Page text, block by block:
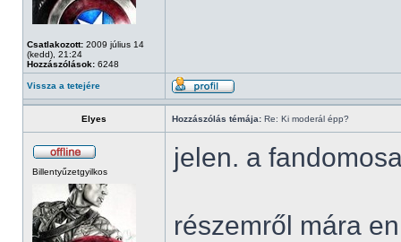
Csatlakozott: 2009 július 14
(kedd), 21:24
Hozzászólások: 6248
Vissza a tetejére
Elyes Hozzászólás témája: Re: Ki moderál épp?
Billentyűzetgyilkos jelen. a
részemről mára